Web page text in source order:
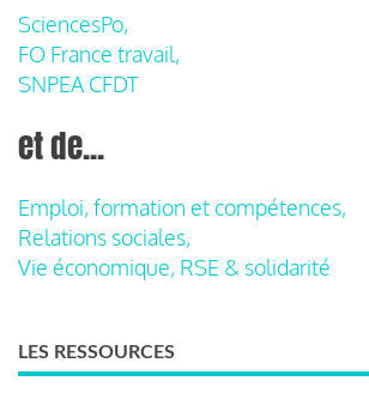
SciencesPo,
FO France travail,
SNPEA CFDT
et de...
Emploi, formation et compétences,
Relations sociales,
Vie économique, RSE & solidarité
LES RESSOURCES